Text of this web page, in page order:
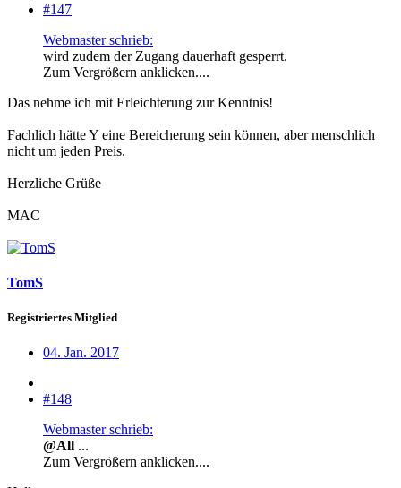
#147
Webmaster schrieb:
wird zudem der Zugang dauerhaft gesperrt.
Zum Vergrößern anklicken....
Das nehme ich mit Erleichterung zur Kenntnis!
Fachlich hätte Y eine Bereicherung sein können, aber menschlich
nicht um jeden Preis.
Herzliche Grüße
MAC
TomS
Registriertes Mitglied
04. Jan. 2017
#148
Webmaster schrieb:
@All ...
Zum Vergrößern anklicken....